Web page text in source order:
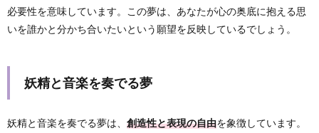
必要性を意味しています。この夢は、あなたが心の奥底に抱える思
いを誰かと分かち合いたいという願望を反映しているでしょう。
妖精と音楽を奏でる夢
妖精と音楽を奏でる夢は、 創造性と表現の自由を象徴しています。